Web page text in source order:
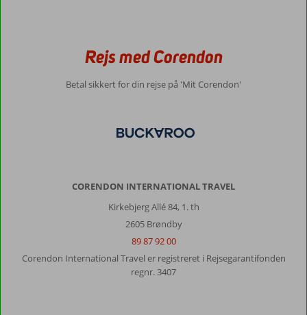
Rejs med Corendon
Betal sikkert for din rejse på 'Mit Corendon'
CORENDON INTERNATIONAL TRAVEL
Kirkebjerg Allé 84, 1. th
2605 Brøndby
89 87 92 00
Corendon International Travel er registreret i Rejsegarantifonden
regnr. 3407